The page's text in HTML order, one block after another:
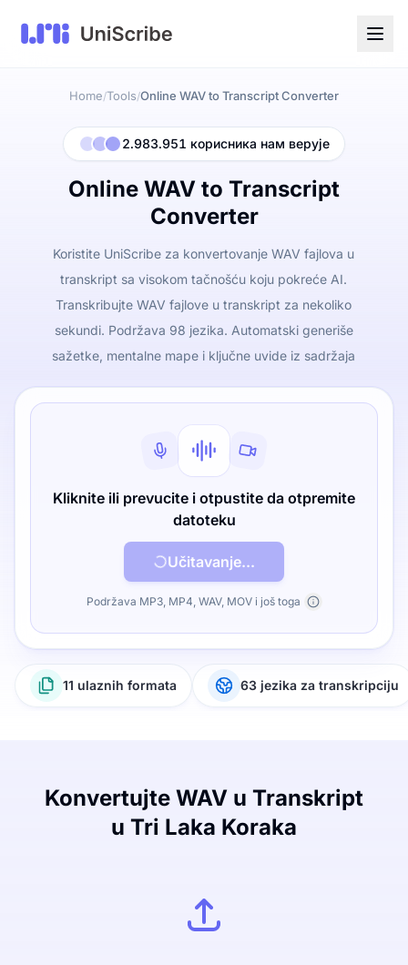
Home/Tools/Online WAV to Transcript Converter
2.983.951 корисника нам верује
Online WAV to Transcript
Converter
Koristite UniScribe za konvertovanje WAV fajlova u
transkript sa visokom tačnošću koju pokreće AI.
Transkribujte WAV fajlove u transkript za nekoliko
sekundi. Podržava 98 jezika. Automatski generiše
sažetke, mentalne mape i ključne uvide iz sadržaja
Kliknite ili prevucite i otpustite da otpremite
datoteku
Učitavanje...
Podržava MP3, MP4, WAV, MOV i još toga
11 ulaznih formata 63 jezika za transkripciju
Konvertujte WAV u Transkript
u Tri Laka Koraka